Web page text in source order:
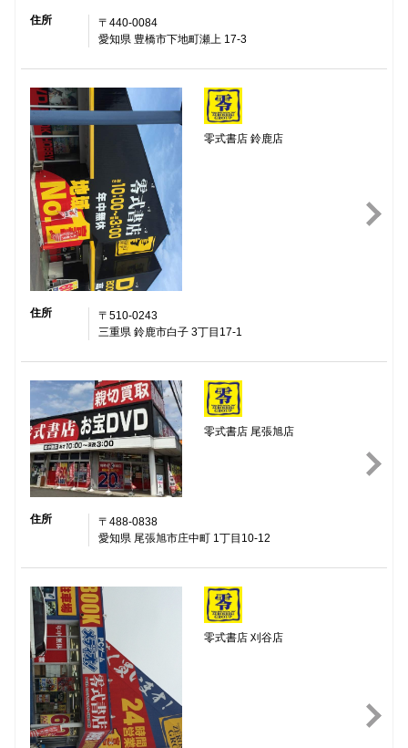
住所
〒440-0084
愛知県 豊橋市下地町瀬上 17-3
零式書店 鈴鹿店
住所
〒510-0243
三重県 鈴鹿市白子 3丁目17-1
零式書店 尾張旭店
住所
〒488-0838
愛知県 尾張旭市庄中町 1丁目10-12
零式書店 刈谷店